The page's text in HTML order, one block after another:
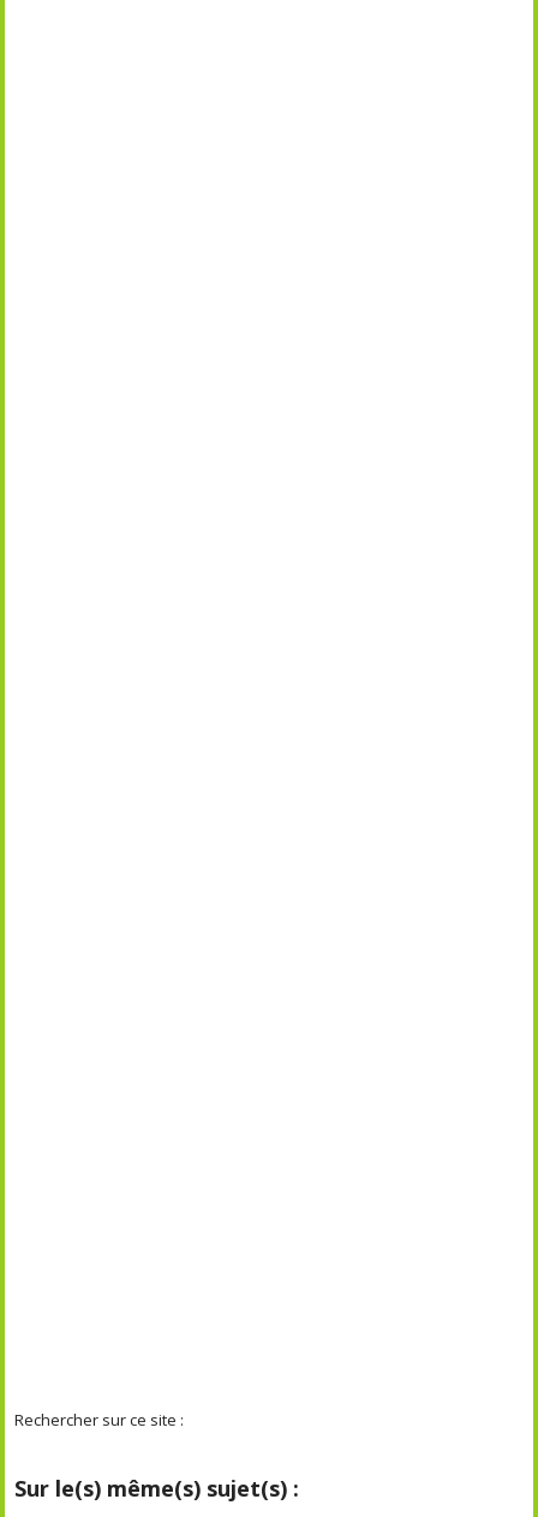
Rechercher sur ce site :
Sur le(s) même(s) sujet(s) :